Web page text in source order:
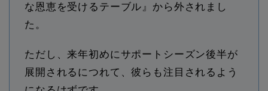
な恩恵を受けるテーブル』から外されまし
た。
ただし、来年初めにサポートシーズン後半が
展開されるにつれて、彼らも注目されるよう